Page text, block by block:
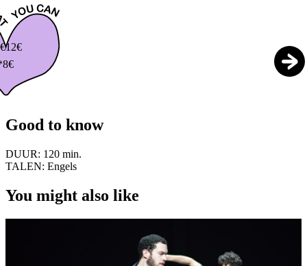
12€
Good to know
DUUR: 120 min.
TALEN: Engels
You might also like